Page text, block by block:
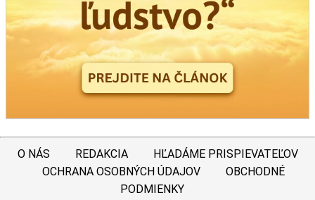
O NÁS REDAKCIA
HĽADÁME PRISPIEVATEĽOV
OCHRANA OSOBNÝCH ÚDAJOV
OBCHODNÉ
PODMIENKY